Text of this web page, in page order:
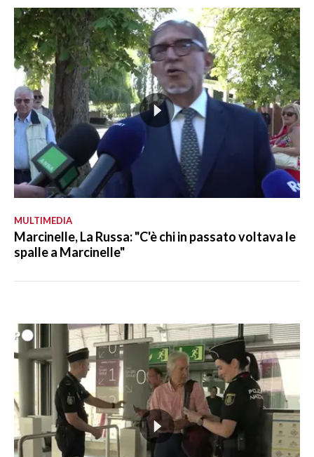
MULTIMEDIA
Marcinelle, La Russa: "C'è chi in passato voltava le
spalle a Marcinelle"